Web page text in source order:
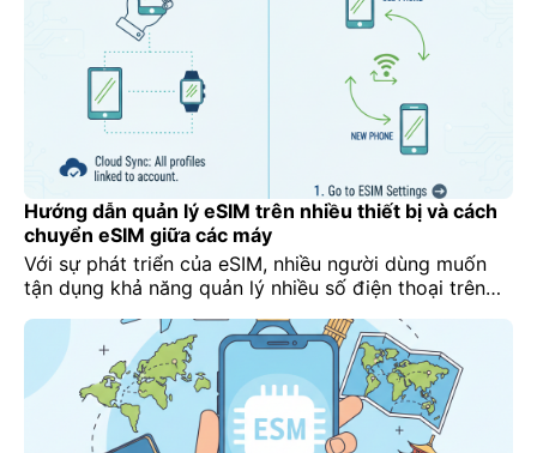
Hướng dẫn quản lý eSIM trên nhiều thiết bị và cách
chuyển eSIM giữa các máy
Với sự phát triển của eSIM, nhiều người dùng muốn
tận dụng khả năng quản lý nhiều số điện thoại trên
máy mới. Tuy nhiên, nếu không hiểu đúng cách, bạn
có thể gặp tình trạng mất kết nối, lỗi eSIM hoặc lẫn
lộn […]